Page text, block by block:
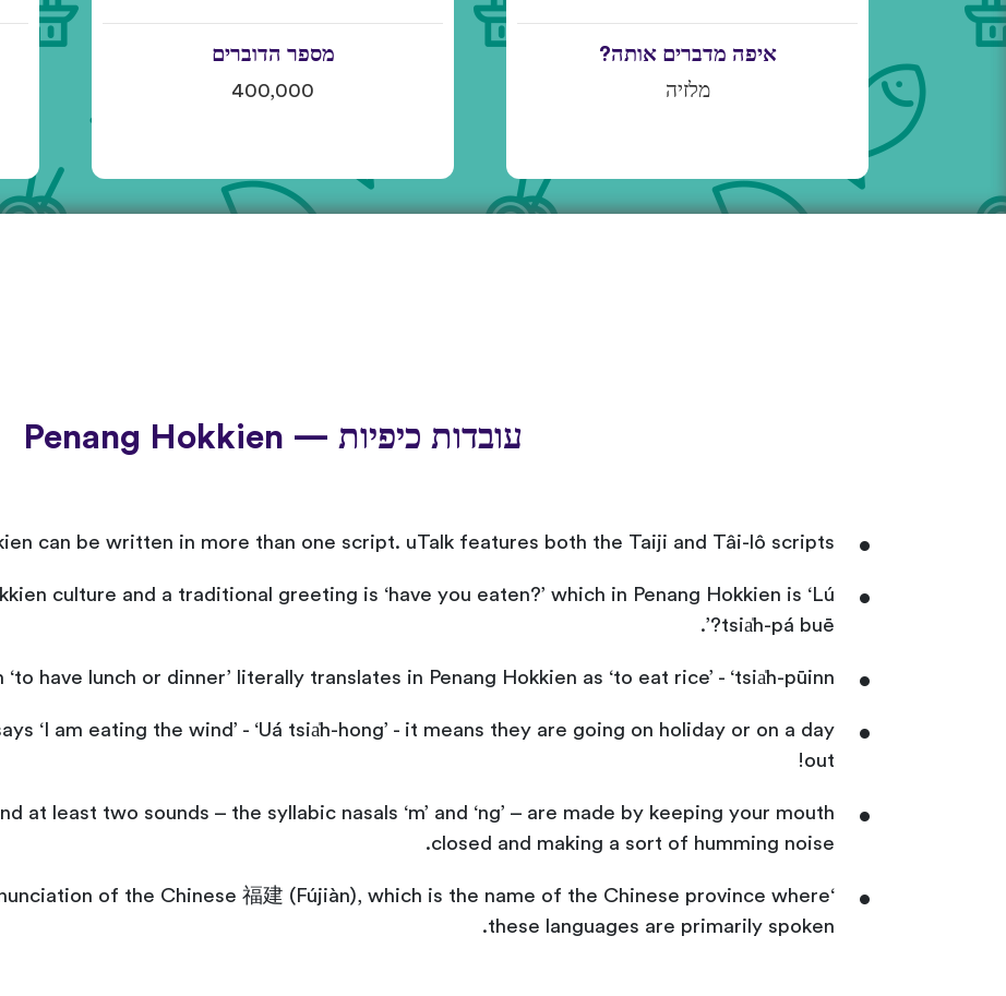
איפה מדברים אותה?
מלזיה
מספר הדוברים
400,000
עובדות כיפיות — Penang Hokkien
can be written in more than one script. uTalk features both the Taiji and Tâi-lô scripts.
culture and a traditional greeting is ‘have you eaten?’ which in Penang Hokkien is ‘Lú
tsia̍h-pá buē?’.
have lunch or dinner’ literally translates in Penang Hokkien as ‘to eat rice’ - ‘tsia̍h-pūinn’.
‘I am eating the wind’ - ‘Uá tsia̍h-hong’ - it means they are going on holiday or on a day
out!
at least two sounds – the syllabic nasals ‘m’ and ‘ng’ – are made by keeping your mouth
closed and making a sort of humming noise.
of the Chinese 福建 (Fújiàn), which is the name of the Chinese province where
these languages are primarily spoken.